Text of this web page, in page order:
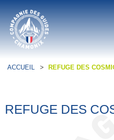
ACCUEIL > REFUGE DES
REFUGE DES